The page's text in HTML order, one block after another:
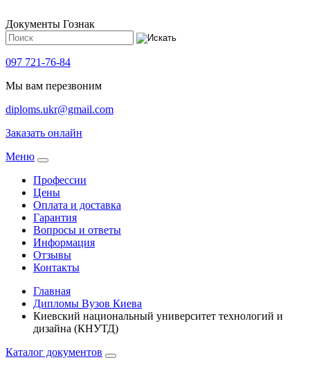
Документы Гознак
097 721-76-84
Мы вам перезвоним
diploms.ukr@gmail.com
Заказать онлайн
Meню
Профессии
Цены
Оплата и доставка
Гарантия
Вопросы и ответы
Информация
Отзывы
Контакты
Главная
Дипломы Вузов Киева
Киевский национальный университет технологий и
дизайна (КНУТД)
Каталог документов